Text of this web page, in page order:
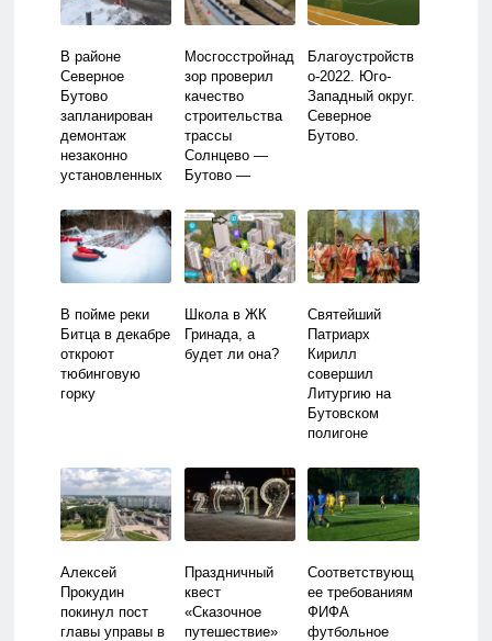
В районе
Северное
Бутово
запланирован
демонтаж
незаконно
установленных
Мосгосстройнад
зор проверил
качество
строительства
трассы
Солнцево —
Бутово —
Благоустройств
о-2022. Юго-
Западный округ.
Северное
Бутово.
В пойме реки
Битца в декабре
откроют
тюбинговую
горку
Школа в ЖК
Гринада, а
будет ли она?
Святейший
Патриарх
Кирилл
совершил
Литургию на
Бутовском
полигоне
Алексей
Прокудин
покинул пост
главы управы в
Праздничный
квест
«Сказочное
путешествие»
Соответствующ
ее требованиям
ФИФА
футбольное